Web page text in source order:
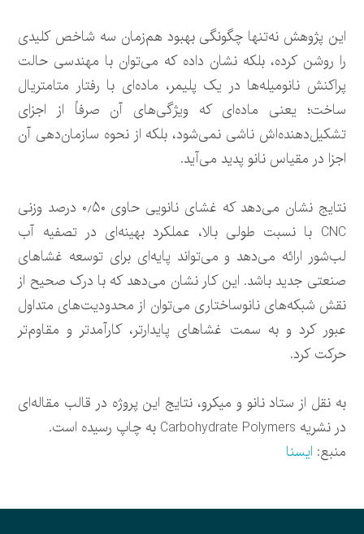
این پژوهش نه‌تنها چگونگی بهبود هم‌زمان سه شاخص کلیدی
را روشن کرده، بلکه نشان داده که می‌توان با مهندسی حالت
پراکنش نانومیله‌ها در یک پلیمر، ماده‌ای با رفتار متامتریال
ساخت؛ یعنی ماده‌ای که ویژگی‌های آن صرفاً از اجزای
تشکیل‌دهنده‌اش ناشی نمی‌شود، بلکه از نحوه سازمان‌دهی آن
اجزا در مقیاس نانو پدید می‌آید.
نتایج نشان می‌دهد که غشای نانویی حاوی ۰٫۵۰ درصد وزنی
CNC با نسبت طولی بالا، عملکرد بهینه‌ای در تصفیه آب
لب‌شور ارائه می‌دهد و می‌تواند پایه‌ای برای توسعه غشاهای
صنعتی جدید باشد. این کار نشان می‌دهد که با درک صحیح از
نقش شبکه‌های نانوساختاری می‌توان از محدودیت‌های متداول
عبور کرد و به سمت غشاهای پایدارتر، کارآمدتر و مقاوم‌تر
حرکت کرد.
به نقل از ستاد نانو و میکرو، نتایج این پروژه در قالب مقاله‌ای
در نشریه Carbohydrate Polymers به چاپ رسیده است.
منبع: ایسنا